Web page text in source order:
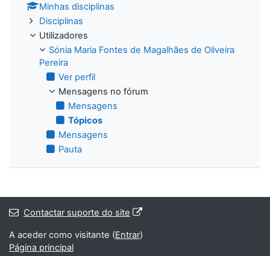
Minhas disciplinas
Disciplinas
Utilizadores
Sónia Maria Fontes de Magalhães de Oliveira
Pereira
Ver perfil
Mensagens no fórum
Mensagens
Tópicos
Mensagens
Pauta
Contactar suporte do site
A aceder como visitante (Entrar)
Página principal